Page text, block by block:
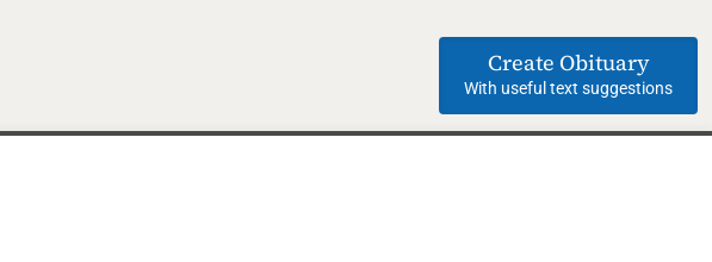
Create Obituary
With useful text suggestions